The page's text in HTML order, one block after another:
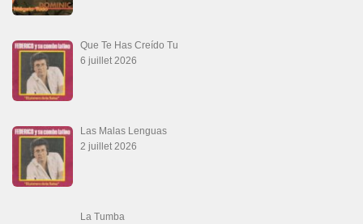
Que Te Has Creído Tu
6 juillet 2026
Las Malas Lenguas
2 juillet 2026
La Tumba